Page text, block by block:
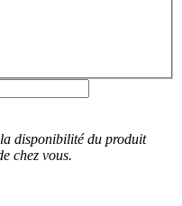
disponibilité du produit
chez vous.